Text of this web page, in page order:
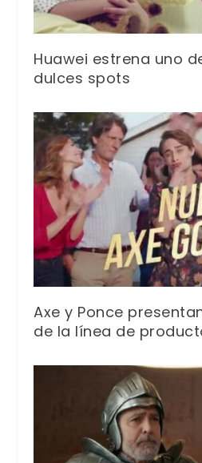
Huawei estrena uno
dulces spots
Axe y Ponce
de la línea de